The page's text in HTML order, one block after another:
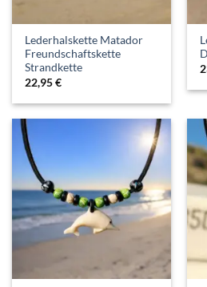
Lederhalskette Matador
Freundschaftskette
Strandkette
22,95€